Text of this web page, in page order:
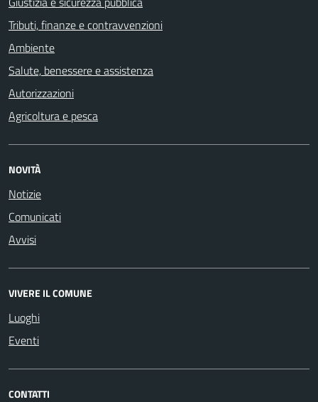
Tributi, finanze e contravvenzioni
Ambiente
Salute, benessere e assistenza
Autorizzazioni
Agricoltura e pesca
NOVITÀ
Notizie
Comunicati
Avvisi
VIVERE IL COMUNE
Luoghi
Eventi
CONTATTI